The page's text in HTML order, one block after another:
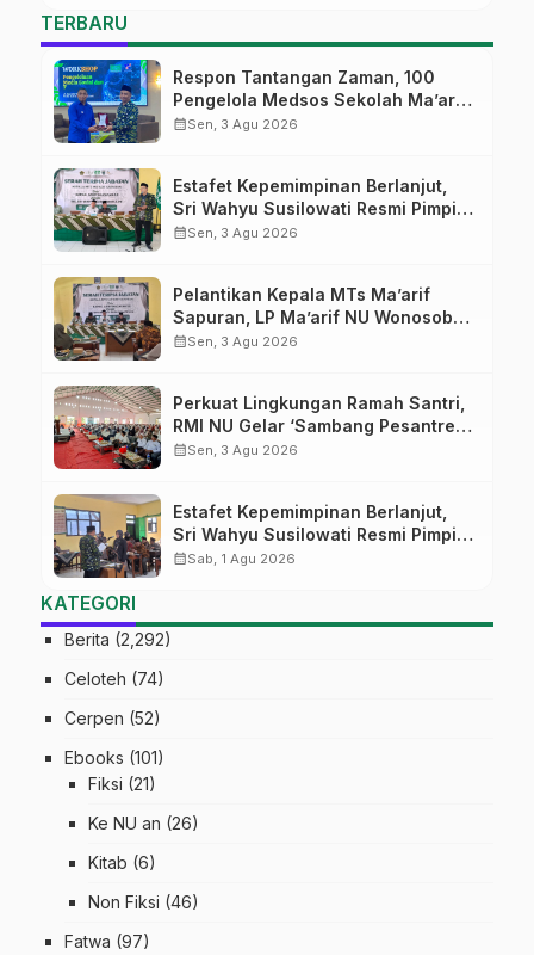
TERBARU
Respon Tantangan Zaman, 100
Pengelola Medsos Sekolah Ma’arif
Pekalongan Ikuti Pelatihan Literasi
calendar_monthSen, 3 Agu 2026
Estafet Kepemimpinan Berlanjut,
Sri Wahyu Susilowati Resmi Pimpin
MTs Ma’arif Sapuran
calendar_monthSen, 3 Agu 2026
Pelantikan Kepala MTs Ma’arif
Sapuran, LP Ma’arif NU Wonosobo
Tekankan Lima Amanah
calendar_monthSen, 3 Agu 2026
Perkuat Lingkungan Ramah Santri,
RMI NU Gelar ‘Sambang Pesantren’
di Pati
calendar_monthSen, 3 Agu 2026
Estafet Kepemimpinan Berlanjut,
Sri Wahyu Susilowati Resmi Pimpin
MTs Ma’arif Sapuran
calendar_monthSab, 1 Agu 2026
KATEGORI
Berita (2,292)
Celoteh (74)
Cerpen (52)
Ebooks (101)
Fiksi (21)
Ke NU an (26)
Kitab (6)
Non Fiksi (46)
Fatwa (97)